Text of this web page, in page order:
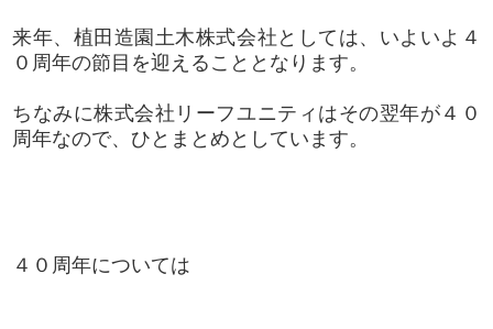
来年、植田造園土木株式会社としては、いよいよ４
０周年の節目を迎えることとなります。
ちなみに株式会社リーフユニティはその翌年が４０
周年なので、ひとまとめとしています。
４０周年については